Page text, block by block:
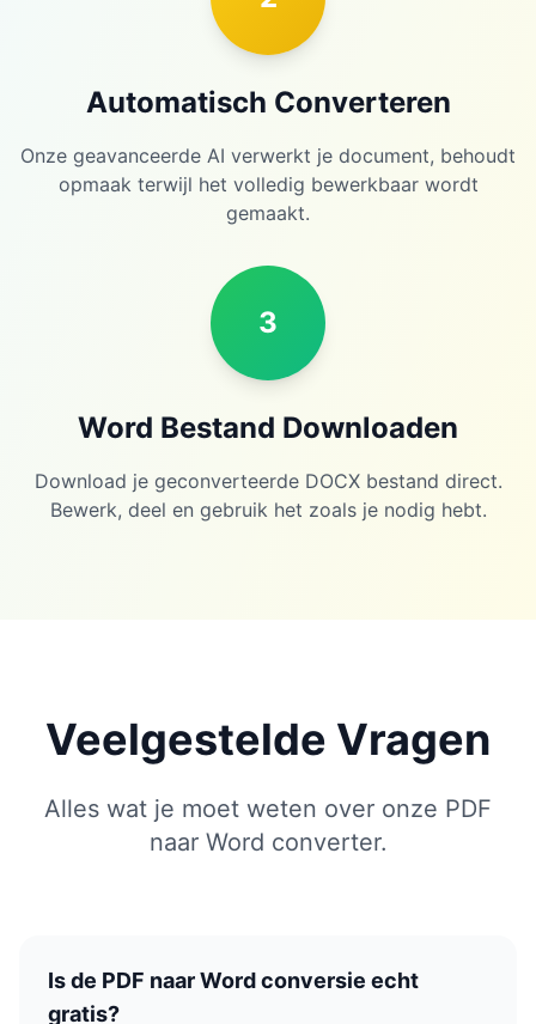
Automatisch Converteren
Onze geavanceerde AI verwerkt je document, behoudt
opmaak terwijl het volledig bewerkbaar wordt
gemaakt.
3
Word Bestand Downloaden
Download je geconverteerde DOCX bestand direct.
Bewerk, deel en gebruik het zoals je nodig hebt.
Veelgestelde Vragen
Alles wat je moet weten over onze PDF
naar Word converter.
Is de PDF naar Word conversie echt
gratis?